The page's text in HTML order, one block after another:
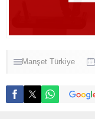
Manşet Türkiye